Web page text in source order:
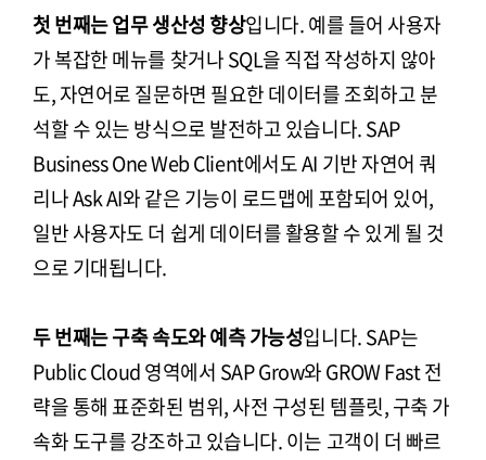
첫 번째는 업무 생산성 향상입니다. 예를 들어 사용자
가 복잡한 메뉴를 찾거나 SQL을 직접 작성하지 않아
도, 자연어로 질문하면 필요한 데이터를 조회하고 분
석할 수 있는 방식으로 발전하고 있습니다. SAP
Business One Web Client에서도 AI 기반 자연어 쿼
리나 Ask AI와 같은 기능이 로드맵에 포함되어 있어,
일반 사용자도 더 쉽게 데이터를 활용할 수 있게 될 것
으로 기대됩니다.
두 번째는 구축 속도와 예측 가능성입니다. SAP는
Public Cloud 영역에서 SAP Grow와 GROW Fast 전
략을 통해 표준화된 범위, 사전 구성된 템플릿, 구축 가
속화 도구를 강조하고 있습니다. 이는 고객이 더 빠르